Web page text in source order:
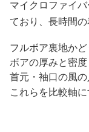
マイクロファイ
ており、長時間の
フルボア裏地か
ボアの厚みと密度
首元・袖口の風
これらを比較軸